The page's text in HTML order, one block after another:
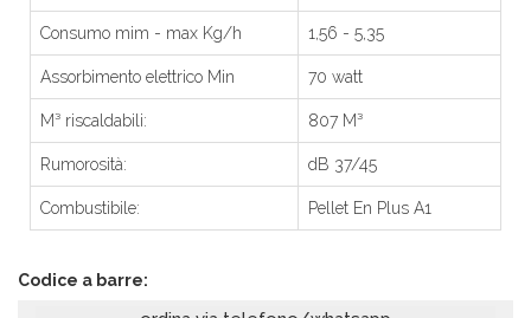
Consumo mim - max Kg/h 1,56 - 5,35
Assorbimento elettrico Min 70 watt
M³ riscaldabili: 807 M³
Rumorosità: dB 37/45
Combustibile: Pellet En Plus A1
Codice a barre: